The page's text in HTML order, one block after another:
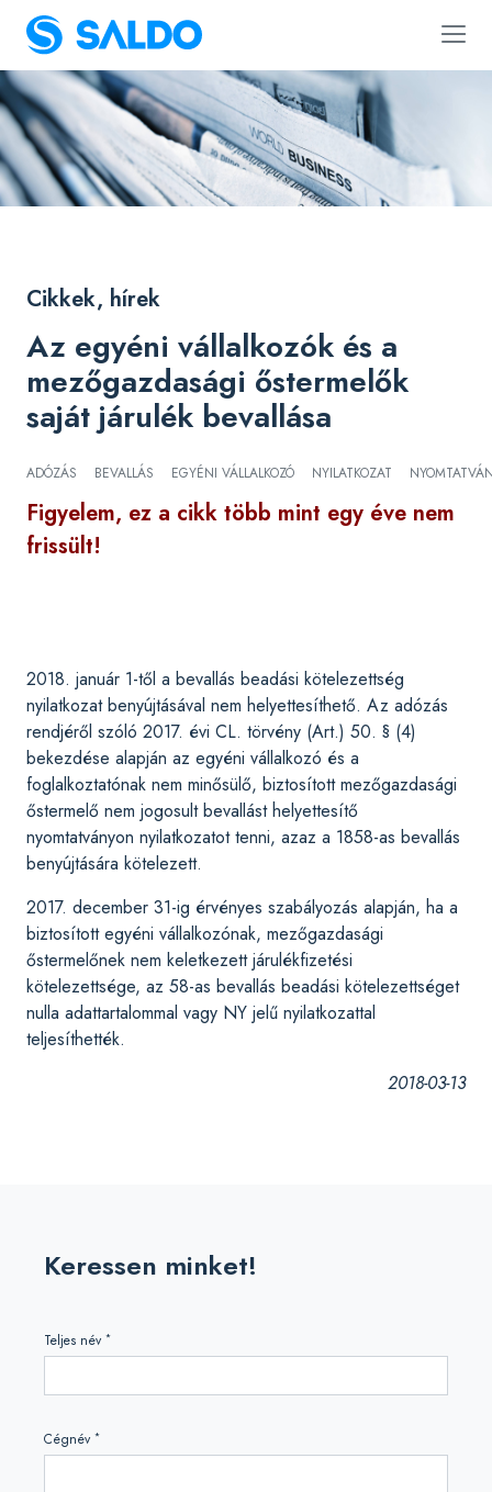
Cikkek, hírek
Az egyéni vállalkozók és a
mezőgazdasági őstermelők
saját járulék bevallása
ADÓZÁS BEVALLÁS EGYÉNI VÁLLALKOZÓ NYILATKOZAT
Figyelem, ez a cikk több mint egy éve nem
frissült!
2018. január 1-től a bevallás beadási kötelezettség
nyilatkozat benyújtásával nem helyettesíthető. Az adózás
rendjéről szóló 2017. évi CL. törvény (Art.) 50. § (4)
bekezdése alapján az egyéni vállalkozó és a
foglalkoztatónak nem minősülő, biztosított mezőgazdasági
őstermelő nem jogosult bevallást helyettesítő
nyomtatványon nyilatkozatot tenni, azaz a 1858-as bevallás
benyújtására kötelezett.
2017. december 31-ig érvényes szabályozás alapján, ha a
biztosított egyéni vállalkozónak, mezőgazdasági
őstermelőnek nem keletkezett járulékfizetési
kötelezettsége, az 58-as bevallás beadási kötelezettséget
nulla adattartalommal vagy NY jelű nyilatkozattal
teljesíthették.
2018-03-13
Keressen minket!
Teljes név *
Cégnév *